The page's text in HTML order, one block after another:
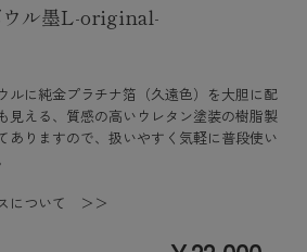
ウル墨L-original-
ルに純金プラチナ箔（久遠色）を大胆に配
見える、質感の高いウレタン塗装の樹脂製
ありますので、扱いやすく気軽に普段使い
について ＞＞